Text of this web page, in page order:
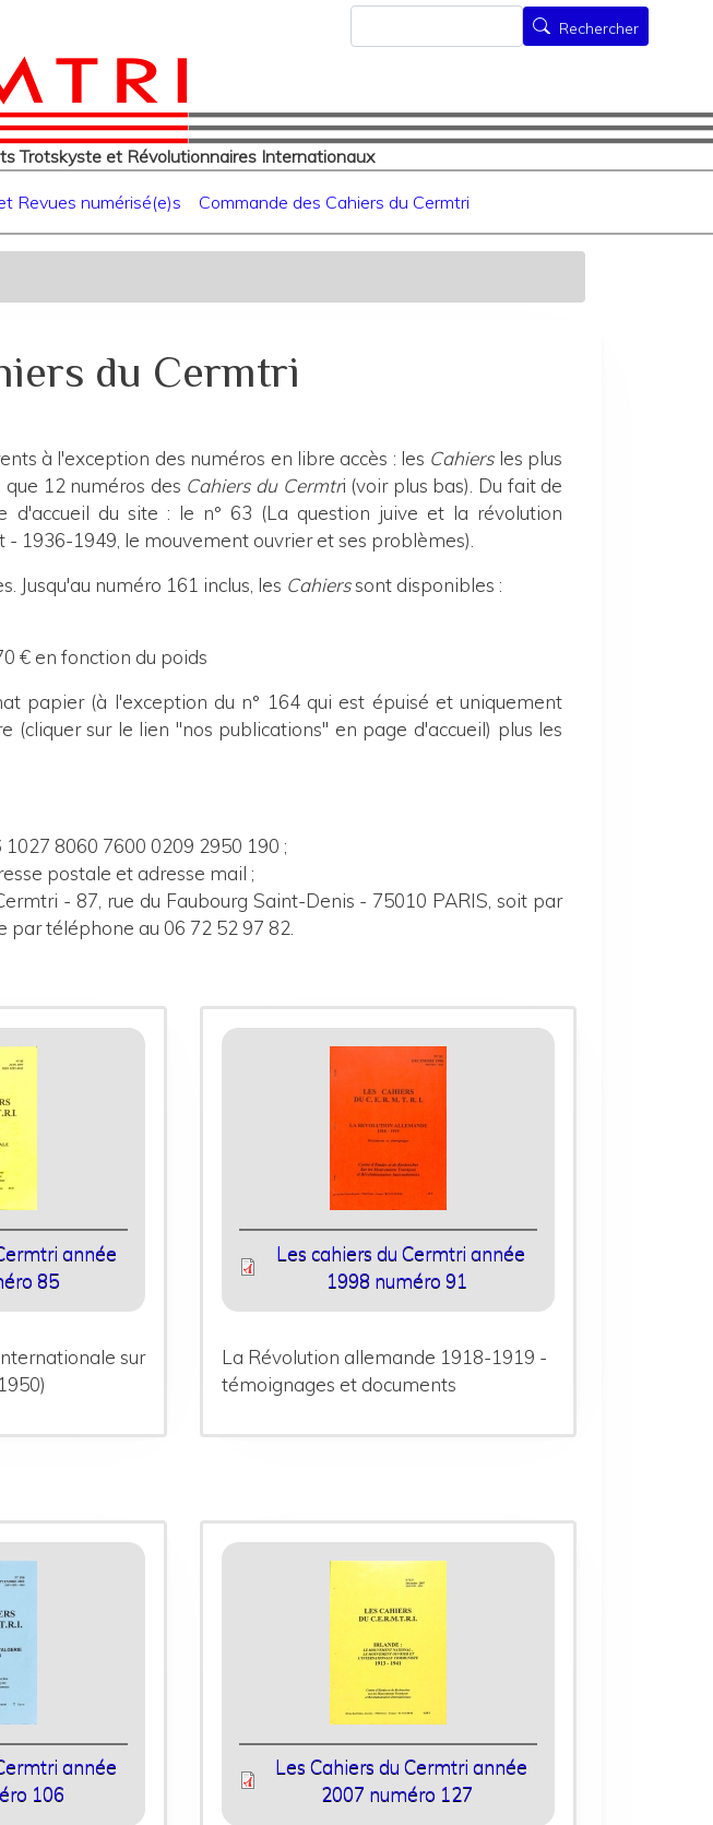
Trotskyste et Révolutionnaires Internationaux
Rechercher
Rechercher
Revues numérisé(e)s Commande des Cahiers du Cermtri
du Cermtri
à l'exception des numéros en libre accès : les Cahiersles plus
12 numéros des Cahiers du Cermtri (voir plus bas). Du fait de
d'accueil du site : le n° 63 (La question juive et la révolution
1936-1949, le mouvement ouvrier et ses problèmes).
Jusqu'au numéro 161 inclus, les Cahierssont disponibles :
€ en fonction du poids
papier (à l'exception du n° 164 qui est épuisé et uniquement
sur le lien "nos publications" en page d'accueil) plus les
1027 8060 7600 0209 2950 190 ;
postale et adresse mail ;
- 87, rue du Faubourg Saint-Denis - 75010 PARIS, soit par
par téléphone au 06 72 52 97 82.
année
85
sur
Les cahiers du Cermtri année
1998 numéro 91
La Révolution allemande 1918-1919 -
témoignages et documents
année
106
Les Cahiers du Cermtri année
2007 numéro 127